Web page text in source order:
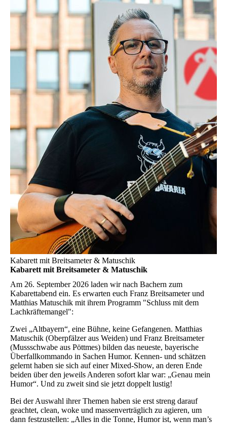
Kabarett mit Breitsameter & Matuschik
Kabarett mit Breitsameter & Matuschik
Am 26. September 2026 laden wir nach Bachern zum
Kabarettabend ein. Es erwarten euch Franz Breitsameter und
Matthias Matuschik mit ihrem Programm "Schluss mit dem
Lachkräftemangel":
Zwei „Altbayern“, eine Bühne, keine Gefangenen. Matthias
Matuschik (Oberpfälzer aus Weiden) und Franz Breitsameter
(Mussschwabe aus Pöttmes) bilden das neueste, bayerische
Überfallkommando in Sachen Humor. Kennen- und schätzen
gelernt haben sie sich auf einer Mixed-Show, an deren Ende
beiden über den jeweils Anderen sofort klar war: „Genau mein
Humor“. Und zu zweit sind sie jetzt doppelt lustig!
Bei der Auswahl ihrer Themen haben sie erst streng darauf
geachtet, clean, woke und massenverträglich zu agieren, um
dann festzustellen: „Alles in die Tonne, Humor ist, wenn man’s